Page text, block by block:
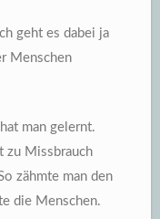
geht es dabei ja
Menschen
man gelernt.
zu Missbrauch
zähmte man den
die Menschen.